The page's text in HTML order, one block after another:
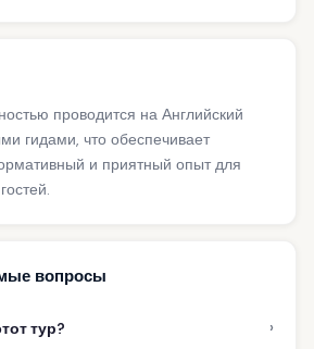
проводится на Английский
гидами, что обеспечивает
и приятный опыт для
вопросы
тур? ›